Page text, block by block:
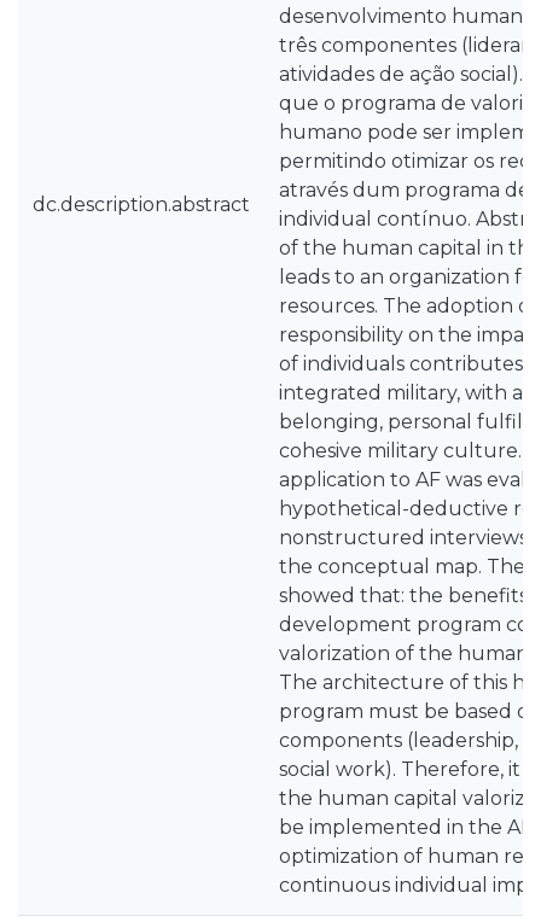
dc.description.abstract
desenvolvimento humano
três componentes
atividades de ação social).
que o programa de
humano pode ser
permitindo otimizar os
através dum programa de
individual contínuo.
of the human capital in the
leads to an organization
resources. The adoption
responsibility on the
of individuals contributes
integrated military, with a
belonging, personal
cohesive military culture.
application to AF was
hypothetical-deductive
nonstructured interviews
the conceptual map.
showed that: the benefits
development program
valorization of the human
The architecture of this
program must be based
components (leadership,
social work). Therefore, it
the human capital
be implemented in the
optimization of human
continuous individual